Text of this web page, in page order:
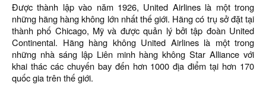
Được thành lập vào năm 1926, United Airlines là một trong
những hãng hàng không lớn nhất thế giới. Hãng có trụ sở đặt tại
thành phố Chicago, Mỹ và được quản lý bởi tập đoàn United
Continental. Hãng hàng không United Airlines là một trong
những nhà sáng lập Liên minh hàng không Star Alliance với
khai thác các chuyến bay đến hơn 1000 địa điểm tại hơn 170
quốc gia trên thế giới.